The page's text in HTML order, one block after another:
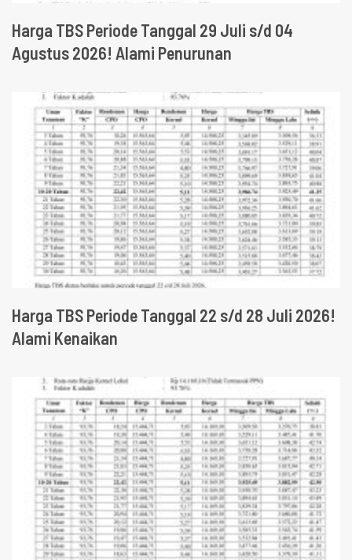
Harga TBS Periode Tanggal 29 Juli s/d 04
Agustus 2026! Alami Penurunan
Harga TBS Periode Tanggal 22 s/d 28 Juli 2026!
Alami Kenaikan